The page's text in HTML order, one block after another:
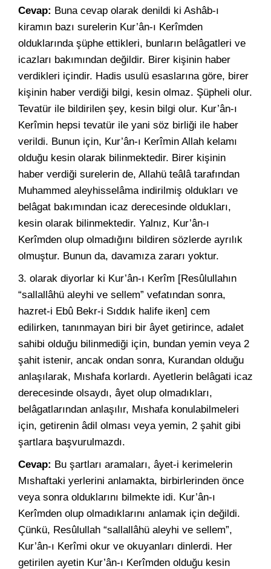
Cevap: Buna cevap olarak denildi ki Ashâb-ı
kiramın bazı surelerin Kur’ân-ı Kerîmden
olduklarında şüphe ettikleri, bunların belâgatleri ve
icazları bakımından değildir. Birer kişinin haber
verdikleri içindir. Hadis usulü esaslarına göre, birer
kişinin haber verdiği bilgi, kesin olmaz. Şüpheli olur.
Tevatür ile bildirilen şey, kesin bilgi olur. Kur’ân-ı
Kerîmin hepsi tevatür ile yani söz birliği ile haber
verildi. Bunun için, Kur’ân-ı Kerîmin Allah kelamı
olduğu kesin olarak bilinmektedir. Birer kişinin
haber verdiği surelerin de, Allahü teâlâ tarafından
Muhammed aleyhisselâma indirilmiş oldukları ve
belâgat bakımından icaz derecesinde oldukları,
kesin olarak bilinmektedir. Yalnız, Kur’ân-ı
Kerîmden olup olmadığını bildiren sözlerde ayrılık
olmuştur. Bunun da, davamıza zararı yoktur.
3. olarak diyorlar ki Kur’ân-ı Kerîm [Resûlullahın
“sallallâhü aleyhi ve sellem” vefatından sonra,
hazret-i Ebû Bekr-i Sıddık halife iken] cem
edilirken, tanınmayan biri bir âyet getirince, adalet
sahibi olduğu bilinmediği için, bundan yemin veya 2
şahit istenir, ancak ondan sonra, Kurandan olduğu
anlaşılarak, Mıshafa korlardı. Ayetlerin belâgati icaz
derecesinde olsaydı, âyet olup olmadıkları,
belâgatlarından anlaşılır, Mıshafa konulabilmeleri
için, getirenin âdil olması veya yemin, 2 şahit gibi
şartlara başvurulmazdı.
Cevap: Bu şartları aramaları, âyet-i kerimelerin
Mıshaftaki yerlerini anlamakta, birbirlerinden önce
veya sonra olduklarını bilmekte idi. Kur’ân-ı
Kerîmden olup olmadıklarını anlamak için değildi.
Çünkü, Resûlullah “sallallâhü aleyhi ve sellem”,
Kur’ân-ı Kerîmi okur ve okuyanları dinlerdi. Her
getirilen ayetin Kur’ân-ı Kerîmden olduğu kesin